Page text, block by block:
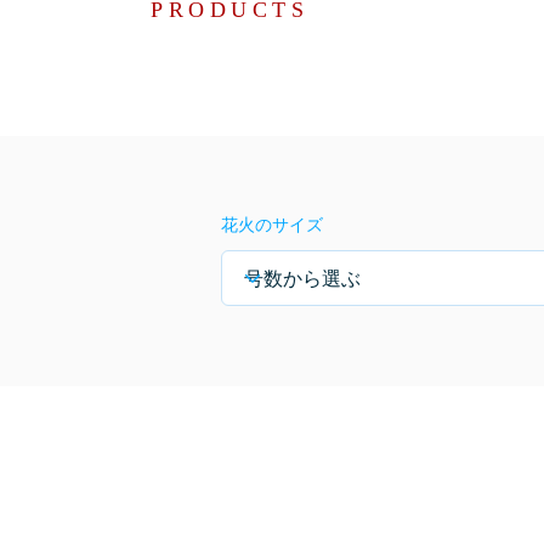
PRODUCTS
花火のサイズ